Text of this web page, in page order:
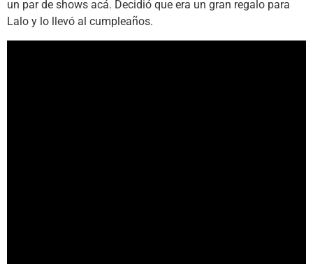
un par de shows acá. Decidió que era un gran regalo para
Lalo y lo llevó al cumpleaños.